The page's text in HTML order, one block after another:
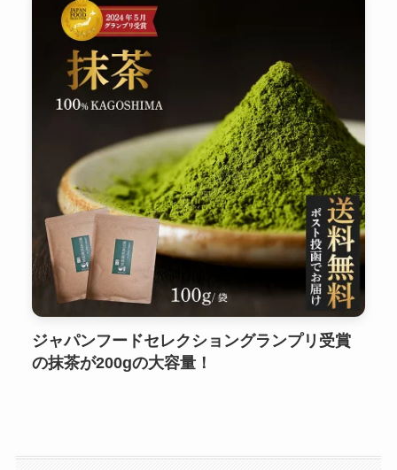
ジャパンフードセレクショングランプリ受賞
の抹茶が200gの大容量！